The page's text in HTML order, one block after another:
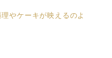
やケーキが映えるのよ